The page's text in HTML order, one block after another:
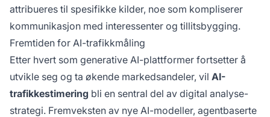
attribueres til spesifikke kilder, noe som kompliserer
kommunikasjon med interessenter og tillitsbygging.
Fremtiden for AI-trafikkmåling
Etter hvert som generative AI-plattformer fortsetter å
utvikle seg og ta økende markedsandeler, vil AI-
trafikkestimering bli en sentral del av digital analyse-
strategi. Fremveksten av nye AI-modeller, agentbaserte